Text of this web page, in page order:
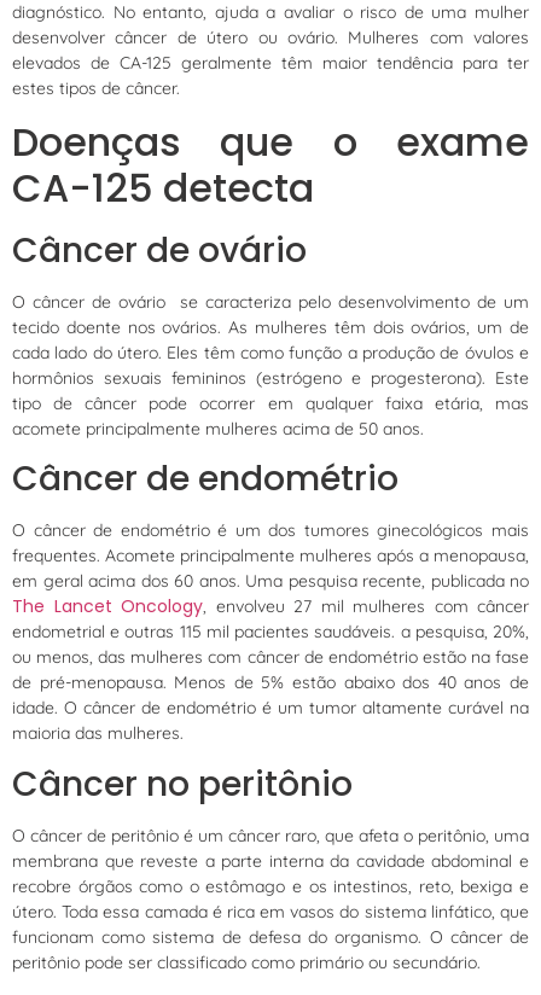
diagnóstico. No entanto, ajuda a avaliar o risco de uma mulher
desenvolver câncer de útero ou ovário. Mulheres com valores
elevados de CA-125 geralmente têm maior tendência para ter
estes tipos de câncer.
Doenças que o exame
CA-125 detecta
Câncer de ovário
O câncer de ovário se caracteriza pelo desenvolvimento de um
tecido doente nos ovários. As mulheres têm dois ovários, um de
cada lado do útero. Eles têm como função a produção de óvulos e
hormônios sexuais femininos (estrógeno e progesterona). Este
tipo de câncer pode ocorrer em qualquer faixa etária, mas
acomete principalmente mulheres acima de 50 anos.
Câncer de endométrio
O câncer de endométrio é um dos tumores ginecológicos mais
frequentes. Acomete principalmente mulheres após a menopausa,
em geral acima dos 60 anos. Uma pesquisa recente, publicada no
The Lancet Oncology, envolveu 27 mil mulheres com câncer
endometrial e outras 115 mil pacientes saudáveis. a pesquisa, 20%,
ou menos, das mulheres com câncer de endométrio estão na fase
de pré-menopausa. Menos de 5% estão abaixo dos 40 anos de
idade. O câncer de endométrio é um tumor altamente curável na
maioria das mulheres.
Câncer no peritônio
O câncer de peritônio é um câncer raro, que afeta o peritônio, uma
membrana que reveste a parte interna da cavidade abdominal e
recobre órgãos como o estômago e os intestinos, reto, bexiga e
útero. Toda essa camada é rica em vasos do sistema linfático, que
funcionam como sistema de defesa do organismo. O câncer de
peritônio pode ser classificado como primário ou secundário.